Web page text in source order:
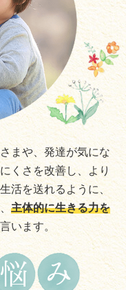
まや、発達が気にな
くさを改善し、より
活を送れるように、
主体的に生きる力を
います。